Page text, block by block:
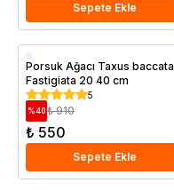
Sepete Ekle
Saksıda
Porsuk Ağacı Taxus baccata
Fastigiata 20 40 cm
5
%40 ₺ 910
₺ 550
Sepete Ekle